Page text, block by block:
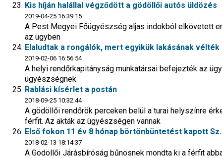
Kis híján halállal végződött a gödöllői autós üldözés
2019-04-25 16:39:15
A Pest Megyei Főügyészség aljas indokból elkövetett
az ügyben
Elaludtak a rongálók, mert egyikük lakásának
2019-02-06 16:56:54
A helyi rendőrkapitányság munkatársai befejezték az
ügyészségnek
Rablási kísérlet a postán
2018-09-25 10:32:44
A gödöllői rendőrök perceken belül a turai helyszínre
férfit. Az akták az ügyészségen vannak
Első fokon 11 év 8 hónap börtönbüntetést kapott
2018-02-13 18:14:37
A Gödöllői Járásbíróság bűnösnek mondta ki a férfit